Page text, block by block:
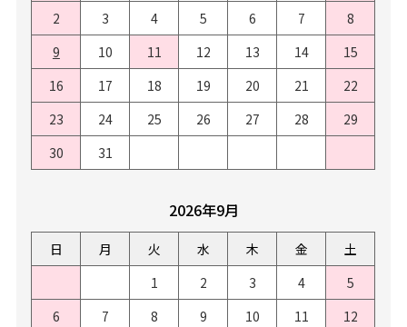
2
3 4 5 6 7
8
9
10 11 12 13 14
15
16
17 18 19 20 21
22
23
24 25 26 27 28
29
30
31
2026年9月
日 月 火 水 木 金
土
1
2 3 4
5
6
7 8 9 10 11
12